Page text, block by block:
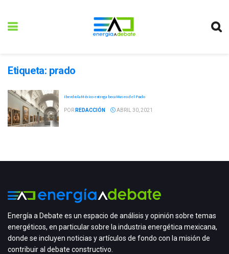
Etiqueta: prado
Iberdrola México entrega beca Museo del Prado
POR REDACCIÓN ABRIL 30, 2021
Energía a Debate es un espacio de análisis y opinión sobre temas
energéticos, en particular sobre la industria energética mexicana,
donde se incluyen noticias y artículos de fondo con la misión de
contribuir al debate constructivo.